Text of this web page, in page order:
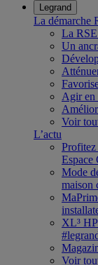
Legrand
La démarche
La
Un
Agir en
Voir
L’actu
Profitez
Espace
Mode
maison
XL³
Voir